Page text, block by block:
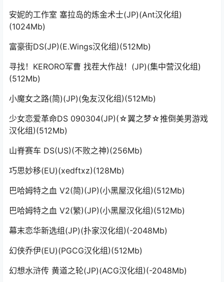
安妮的工作室 塞拉岛的炼金术士(JP)(Ant汉化组)
(1024Mb)
富豪街DS(JP)(E.Wings汉化组)(512Mb)
寻找！KERORO军曹 找茬大作战！(JP)(集中营汉化组)
(512Mb)
小魔女之路(简)(JP)(兔友汉化组)(512Mb)
少女恋爱革命DS 090304(JP)(☆翼之梦☆推倒美男游戏
汉化组)(512Mb)
山脊赛车 DS(US)(不败之神)(256Mb)
巧思妙移(EU)(xedftxz)(128Mb)
巴哈姆特之血 V2(简)(JP)(小黑屋汉化组)(512Mb)
巴哈姆特之血 V2(繁)(JP)(小黑屋汉化组)(512Mb)
幕末恋华新选组(JP)(扑家汉化组)(-2048Mb)
幻侠乔伊(EU)(PGCG汉化组)(512Mb)
幻想水浒传 黄道之轮(JP)(ACG汉化组)(-2048Mb)